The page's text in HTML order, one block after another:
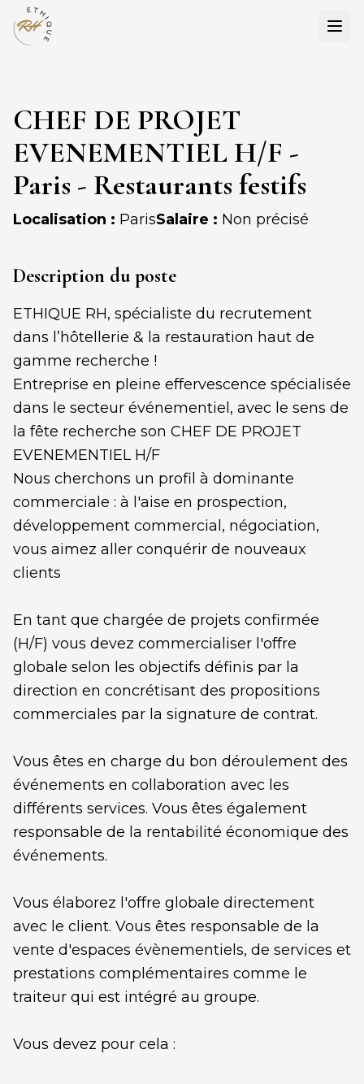
CHEF DE PROJET
EVENEMENTIEL H/F -
Paris - Restaurants festifs
Localisation : ParisSalaire : Non précisé
Description du poste
ETHIQUE RH, spécialiste du recrutement
dans l’hôtellerie & la restauration haut de
gamme recherche !
Entreprise en pleine effervescence spécialisée
dans le secteur événementiel, avec le sens de
la fête recherche son CHEF DE PROJET
EVENEMENTIEL H/F
Nous cherchons un profil à dominante
commerciale : à l'aise en prospection,
développement commercial, négociation,
vous aimez aller conquérir de nouveaux
clients
En tant que chargée de projets confirmée
(H/F) vous devez commercialiser l'offre
globale selon les objectifs définis par la
direction en concrétisant des propositions
commerciales par la signature de contrat.
Vous êtes en charge du bon déroulement des
événements en collaboration avec les
différents services. Vous êtes également
responsable de la rentabilité économique des
événements.
Vous élaborez l'offre globale directement
avec le client. Vous êtes responsable de la
vente d'espaces évènementiels, de services et
prestations complémentaires comme le
traiteur qui est intégré au groupe.
Vous devez pour cela :